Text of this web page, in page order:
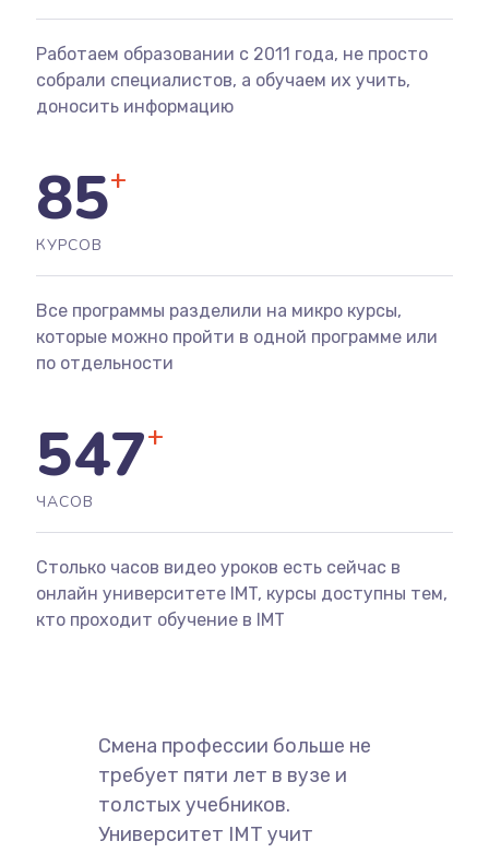
Работаем образовании с 2011 года, не просто
собрали специалистов, а обучаем их учить,
доносить информацию
85+
КУРСОВ
Все программы разделили на микро курсы,
которые можно пройти в одной программе или
по отдельности
547+
ЧАСОВ
Столько часов видео уроков есть сейчас в
онлайн университете IMT, курсы доступны тем,
кто проходит обучение в IMT
Смена профессии больше не
требует пяти лет в вузе и
толстых учебников.
Университет IMT учит